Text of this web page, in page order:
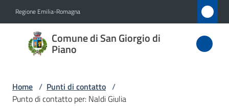
Regione Emilia-Romagna
Comune di San Giorgio di
Piano
Comune
di San
di Piano
Home / Punti di contatto /
Punto di contatto per: Naldi Giulia